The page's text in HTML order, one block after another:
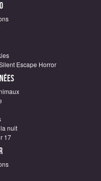
Escape Horror
nuit
17